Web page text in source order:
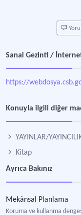
Sanal Gezinti /
https://
Konuyla ilgili diğer
YAYINLAR/
Kitap
Ayrıca Bakınız
Mekânsal Planlama
Koruma ve kullanma